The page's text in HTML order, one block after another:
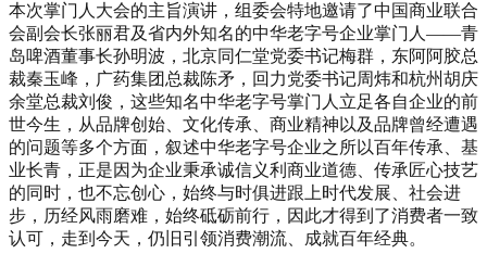
本次掌门人大会的主旨演讲，组委会特地邀请了中国商业联合
会副会长张丽君及省内外知名的中华老字号企业掌门人——青
岛啤酒董事长孙明波，北京同仁堂党委书记梅群，东阿阿胶总
裁秦玉峰，广药集团总裁陈矛，回力党委书记周炜和杭州胡庆
余堂总裁刘俊，这些知名中华老字号掌门人立足各自企业的前
世今生，从品牌创始、文化传承、商业精神以及品牌曾经遭遇
的问题等多个方面，叙述中华老字号企业之所以百年传承、基
业长青，正是因为企业秉承诚信义利商业道德、传承匠心技艺
的同时，也不忘创心，始终与时俱进跟上时代发展、社会进
步，历经风雨磨难，始终砥砺前行，因此才得到了消费者一致
认可，走到今天，仍旧引领消费潮流、成就百年经典。